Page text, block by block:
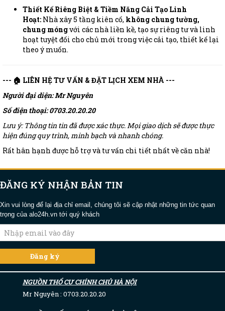
Thiết Kế Riêng Biệt & Tiềm Năng Cải Tạo Linh
Hoạt: Nhà xây 5 tầng kiên cố, không chung tường,
chung móngvới các nhà liền kề, tạo sự riêng tư và linh
hoạt tuyệt đối cho chủ mới trong việc cải tạo, thiết kế lại
theo ý muốn.
--- 🏠 LIÊN HỆ TƯ VẤN & ĐẶT LỊCH XEM NHÀ ---
Người đại diện: Mr Nguyên
Số điện thoại: 0703.20.20.20
Lưu ý: Thông tin tin đã được xác thực. Mọi giao dịch sẽ được thực
hiện đúng quy trình, minh bạch và nhanh chóng.
Rất hân hạnh được hỗ trợ và tư vấn chi tiết nhất về căn nhà!
ĐĂNG KÝ NHẬN BẢN TIN
Xin vui lòng để lại địa chỉ email, chúng tôi sẽ cập nhật những tin tức quan
trọng của alo24h.vn tới quý khách
NGUỒN THỔ CƯ CHÍNH CHỦ HÀ NỘI
Mr Nguyên : 0703.20.20.20